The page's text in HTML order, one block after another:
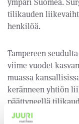
ympäri Suomea.
tilikauden
henkilöä.
Tampereen
viime vuodet
muassa
keränneen yhtiön
päättyneellä
toteutuva